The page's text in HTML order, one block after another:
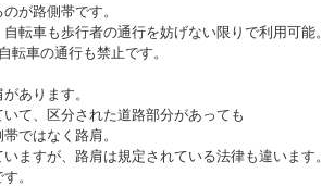
が路側帯です。
転車も歩行者の通行を妨げない限りで利用可能。
転車の通行も禁止です。
あります。
て、区分された道路部分があっても
ではなく路肩。
ますが、路肩は規定されている法律も違います。
。